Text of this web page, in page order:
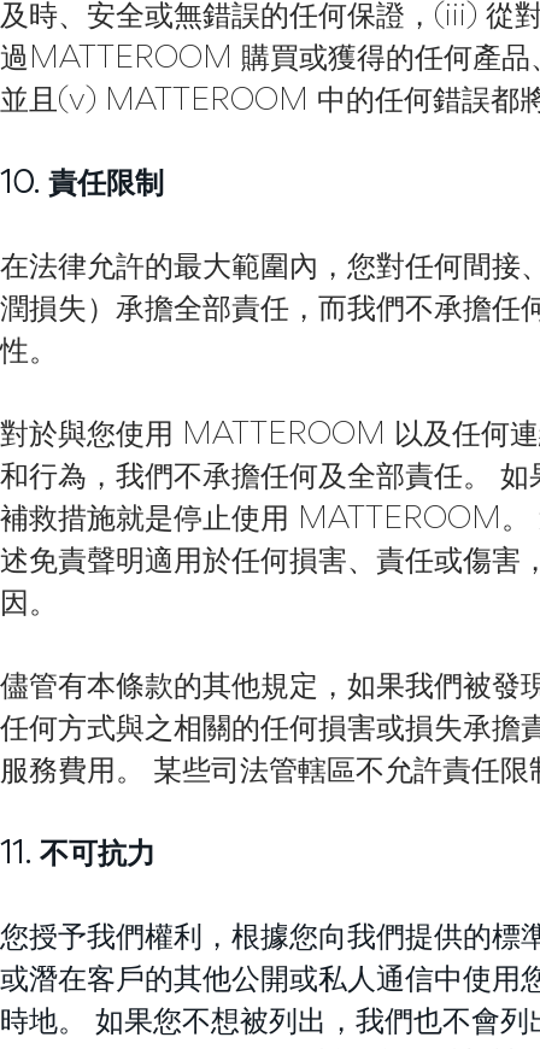
及時、安全或無錯誤的任何保證，(iii) 從
過MATTEROOM 購買或獲得的任何產品
並且(v) MATTEROOM 中的任何錯誤都
10. 責任限制
在法律允許的最大範圍內，您對任何間接
潤損失）承擔全部責任，而我們不承擔任
性。
對於與您使用 MATTEROOM 以及任何
和行為，我們不承擔任何及全部責任。
補救措施就是停止使用 MATTEROOM。
述免責聲明適用於任何損害、責任或傷害
因。
儘管有本條款的其他規定，如果我們被發
任何方式與之相關的任何損害或損失承擔
服務費用。 某些司法管轄區不允許責任
11. 不可抗力
您授予我們權利，根據您向我們提供的標
或潛在客戶的其他公開或私人通信中使用
時地。 如果您不想被列出，我們也不會